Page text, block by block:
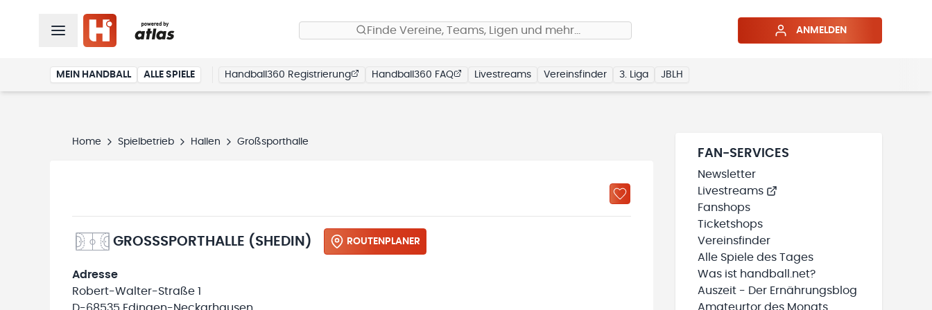
Finde Vereine, Teams, Ligen und mehr… ANMELDEN
MEIN HANDBALL ALLE SPIELE Handball360 Registrierung Handball360 FAQ Livestreams Vereinsfinder 3. Liga JBLH
Home Spielbetrieb Hallen Großsporthalle
GROSSSPORTHALLE (SHEDIN) ROUTENPLANER
Adresse
Robert-Walter-Straße 1
FAN-SERVICES
Newsletter
Livestreams
Fanshops
Ticketshops
Vereinsfinder
Alle Spiele des Tages
Was ist handball.net?
Auszeit - Der Ernährungsblog
Amateurtor des Monats